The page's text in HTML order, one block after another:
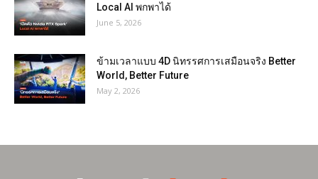
Local AI พกพาได้
June 5, 2026
ข้ามเวลาแบบ 4D นิทรรศการเสมือนจริง Better
World, Better Future
May 2, 2026